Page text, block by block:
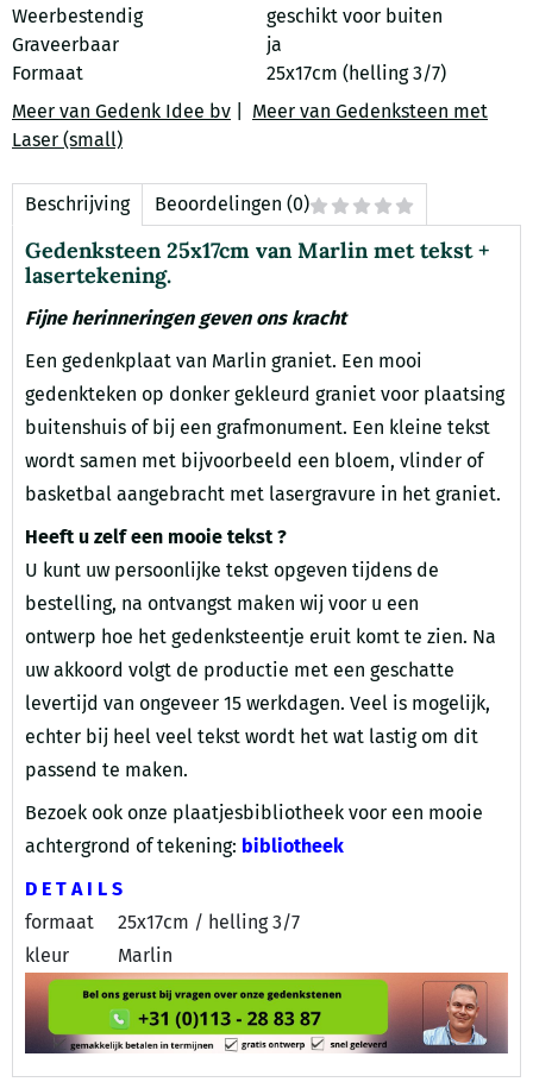
Weerbestendig
geschikt voor buiten
Graveerbaar
ja
Formaat
25x17cm (helling 3/7)
Meer van Gedenk Idee bv
Meer van Gedenksteen met
Laser (small)
Beschrijving Beoordelingen (0)
Gedenksteen 25x17cm van Marlin met tekst +
lasertekening.
Fijne herinneringen geven ons kracht
Een gedenkplaat van Marlin graniet. Een mooi
gedenkteken op donker gekleurd graniet voor plaatsing
buitenshuis of bij een grafmonument. Een kleine tekst
wordt samen met bijvoorbeeld een bloem, vlinder of
basketbal aangebracht met lasergravure in het graniet.
Heeft u zelf een mooie tekst ?
U kunt uw persoonlijke tekst opgeven tijdens de
bestelling, na ontvangst maken wij voor u een
ontwerp hoe het gedenksteentje eruit komt te zien. Na
uw akkoord volgt de productie met een geschatte
levertijd van ongeveer 15 werkdagen. Veel is mogelijk,
echter bij heel veel tekst wordt het wat lastig om dit
passend te maken.
Bezoek ook onze plaatjesbibliotheek voor een mooie
achtergrond of tekening: bibliotheek
D E T A I L S
formaat
25x17cm / helling 3/7
kleur
Marlin